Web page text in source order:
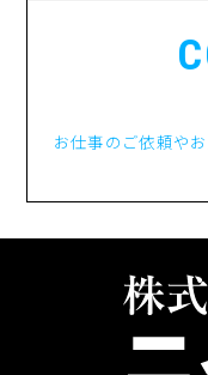
お仕事のご依頼や